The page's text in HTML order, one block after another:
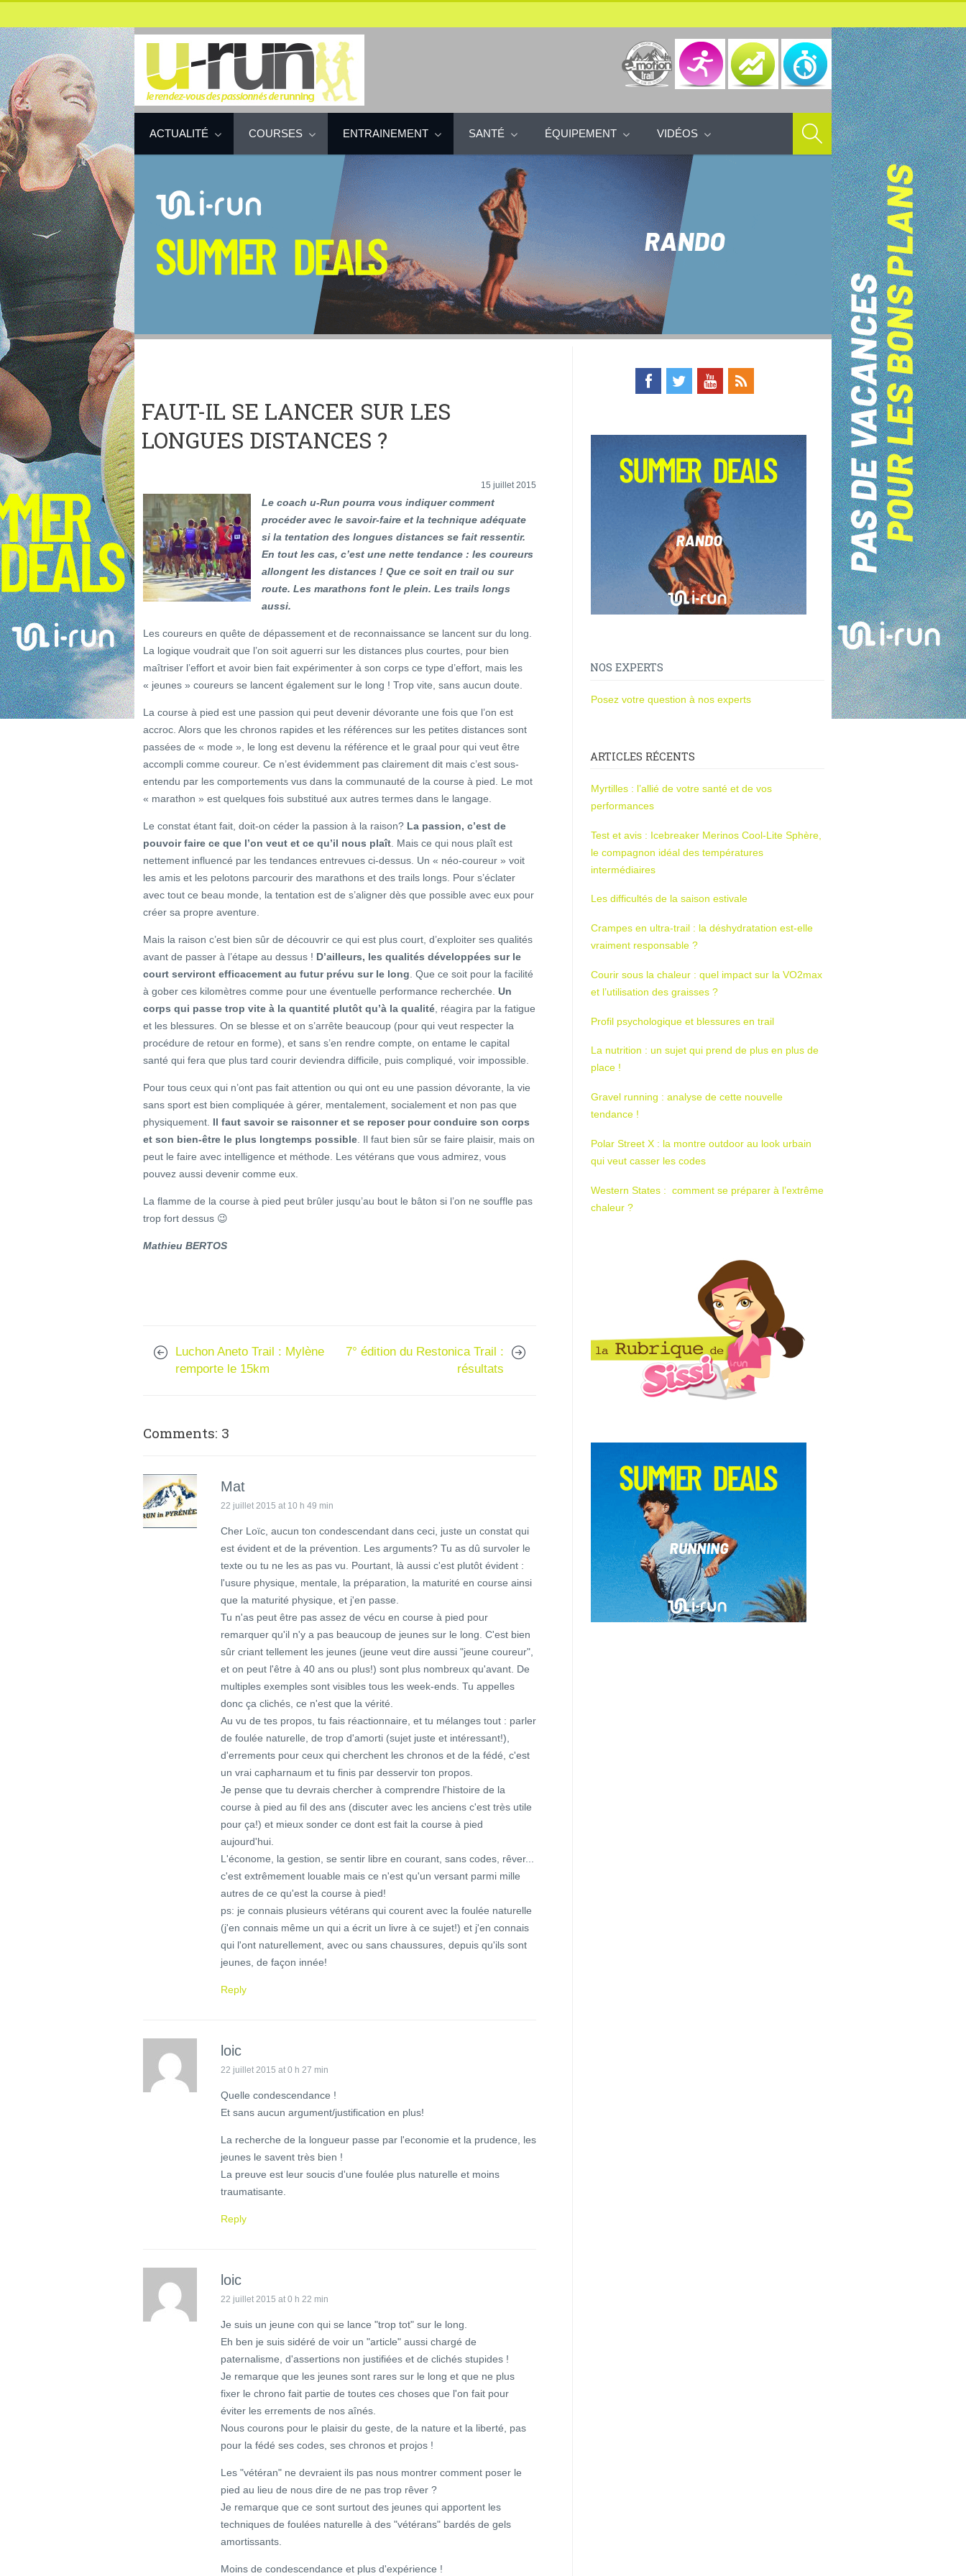
ACTUALITÉ COURSES ENTRAINEMENT SANTÉ ÉQUIPEMENT VIDÉOS
FAUT-IL SE LANCER SUR LES
LONGUES DISTANCES ?
15 juillet 2015
Le coach u-Run pourra vous indiquer comment
procéder avec le savoir-faire et la technique adéquate
si la tentation des longues distances se fait ressentir.
En tout les cas, c’est une nette tendance : les coureurs
allongent les distances ! Que ce soit en trail ou sur
route. Les marathons font le plein. Les trails longs
aussi.
Les coureurs en quête de dépassement et de reconnaissance se lancent sur du long.
La logique voudrait que l’on soit aguerri sur les distances plus courtes, pour bien
maîtriser l’effort et avoir bien fait expérimenter à son corps ce type d’effort, mais les
« jeunes » coureurs se lancent également sur le long ! Trop vite, sans aucun doute.
La course à pied est une passion qui peut devenir dévorante une fois que l’on est
accroc. Alors que les chronos rapides et les références sur les petites distances sont
passées de « mode », le long est devenu la référence et le graal pour qui veut être
accompli comme coureur. Ce n’est évidemment pas clairement dit mais c’est sous-
entendu par les comportements vus dans la communauté de la course à pied. Le mot
« marathon » est quelques fois substitué aux autres termes dans le langage.
Le constat étant fait, doit-on céder la passion à la raison? La passion, c’est de
pouvoir faire ce que l’on veut et ce qu’il nous plaît . Mais ce qui nous plaît est
nettement influencé par les tendances entrevues ci-dessus. Un « néo-coureur » voit
les amis et les pelotons parcourir des marathons et des trails longs. Pour s’éclater
avec tout ce beau monde, la tentation est de s’aligner dès que possible avec eux pour
créer sa propre aventure.
Mais la raison c’est bien sûr de découvrir ce qui est plus court, d’exploiter ses qualités
avant de passer à l’étape au dessus ! D’ailleurs, les qualités développées sur le
court serviront efficacement au futur prévu sur le long . Que ce soit pour la facilité
à gober ces kilomètres comme pour une éventuelle performance recherchée. Un
corps qui passe trop vite à la quantité plutôt qu’à la qualité , réagira par la fatigue
et les blessures. On se blesse et on s’arrête beaucoup (pour qui veut respecter la
procédure de retour en forme), et sans s’en rendre compte, on entame le capital
santé qui fera que plus tard courir deviendra difficile, puis compliqué, voir impossible.
Pour tous ceux qui n’ont pas fait attention ou qui ont eu une passion dévorante, la vie
sans sport est bien compliquée à gérer, mentalement, socialement et non pas que
physiquement. Il faut savoir se raisonner et se reposer pour conduire son corps
et son bien-être le plus longtemps possible . Il faut bien sûr se faire plaisir, mais on
peut le faire avec intelligence et méthode. Les vétérans que vous admirez, vous
pouvez aussi devenir comme eux.
La flamme de la course à pied peut brûler jusqu’au bout le bâton si l’on ne souffle pas
trop fort dessus 😉
Mathieu BERTOS
Luchon Aneto Trail : Mylène
remporte le 15km
7° édition du Restonica Trail :
résultats
Comments: 3
Mat
22 juillet 2015 at 10 h 49 min
Cher Loïc, aucun ton condescendant dans ceci, juste un constat qui
est évident et de la prévention. Les arguments? Tu as dû survoler le
texte ou tu ne les as pas vu. Pourtant, là aussi c'est plutôt évident :
l'usure physique, mentale, la préparation, la maturité en course ainsi
que la maturité physique, et j'en passe.
Tu n'as peut être pas assez de vécu en course à pied pour
remarquer qu'il n'y a pas beaucoup de jeunes sur le long. C'est bien
sûr criant tellement les jeunes (jeune veut dire aussi "jeune coureur",
et on peut l'être à 40 ans ou plus!) sont plus nombreux qu'avant. De
multiples exemples sont visibles tous les week-ends. Tu appelles
donc ça clichés, ce n'est que la vérité.
Au vu de tes propos, tu fais réactionnaire, et tu mélanges tout : parler
de foulée naturelle, de trop d'amorti (sujet juste et intéressant!),
d'errements pour ceux qui cherchent les chronos et de la fédé, c'est
un vrai capharnaum et tu finis par desservir ton propos.
Je pense que tu devrais chercher à comprendre l'histoire de la
course à pied au fil des ans (discuter avec les anciens c'est très utile
pour ça!) et mieux sonder ce dont est fait la course à pied
aujourd'hui.
L'économe, la gestion, se sentir libre en courant, sans codes, rêver...
c'est extrêmement louable mais ce n'est qu'un versant parmi mille
autres de ce qu'est la course à pied!
ps: je connais plusieurs vétérans qui courent avec la foulée naturelle
(j'en connais même un qui a écrit un livre à ce sujet!) et j'en connais
qui l'ont naturellement, avec ou sans chaussures, depuis qu'ils sont
jeunes, de façon innée!
Reply
loic
22 juillet 2015 at 0 h 27 min
Quelle condescendance !
Et sans aucun argument/justification en plus!
La recherche de la longueur passe par l'economie et la prudence, les
jeunes le savent très bien !
La preuve est leur soucis d'une foulée plus naturelle et moins
traumatisante.
Reply
loic
22 juillet 2015 at 0 h 22 min
Je suis un jeune con qui se lance "trop tot" sur le long.
Eh ben je suis sidéré de voir un "article" aussi chargé de
paternalisme, d'assertions non justifiées et de clichés stupides !
Je remarque que les jeunes sont rares sur le long et que ne plus
fixer le chrono fait partie de toutes ces choses que l'on fait pour
éviter les errements de nos aînés.
Nous courons pour le plaisir du geste, de la nature et la liberté, pas
pour la fédé ses codes, ses chronos et projos !
Les "vétéran" ne devraient ils pas nous montrer comment poser le
pied au lieu de nous dire de ne pas trop rêver ?
Je remarque que ce sont surtout des jeunes qui apportent les
techniques de foulées naturelle à des "vétérans" bardés de gels
amortissants.
Moins de condescendance et plus d'expérience !
NOS EXPERTS
Posez votre question à nos experts
ARTICLES RÉCENTS
Myrtilles : l’allié de votre santé et de vos
performances
Test et avis : Icebreaker Merinos Cool-Lite Sphère,
le compagnon idéal des températures
intermédiaires
Les difficultés de la saison estivale
Crampes en ultra-trail : la déshydratation est-elle
vraiment responsable ?
Courir sous la chaleur : quel impact sur la VO2max
et l’utilisation des graisses ?
Profil psychologique et blessures en trail
La nutrition : un sujet qui prend de plus en plus de
place !
Gravel running : analyse de cette nouvelle
tendance !
Polar Street X : la montre outdoor au look urbain
qui veut casser les codes
Western States : comment se préparer à l’extrême
chaleur ?